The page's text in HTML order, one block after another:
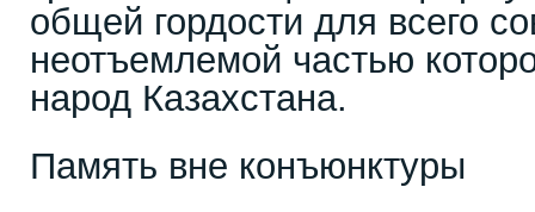
общей гордости для всего
неотъемлемой частью
народ Казахстана.
Память вне конъюнктуры